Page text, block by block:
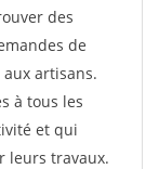
des
de
artisans.
à tous les
et qui
leurs travaux.